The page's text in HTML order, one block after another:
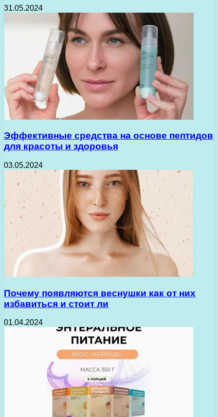
31.05.2024
Эффективные средства на основе пептидов
для красоты и здоровья
03.05.2024
Почему появляются веснушки как от них
избавиться и стоит ли
01.04.2024